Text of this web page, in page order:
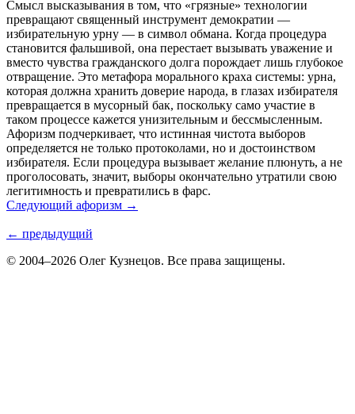
Смысл высказывания в том, что «грязные» технологии
превращают священный инструмент демократии —
избирательную урну — в символ обмана. Когда процедура
становится фальшивой, она перестает вызывать уважение и
вместо чувства гражданского долга порождает лишь глубокое
отвращение. Это метафора морального краха системы: урна,
которая должна хранить доверие народа, в глазах избирателя
превращается в мусорный бак, поскольку само участие в
таком процессе кажется унизительным и бессмысленным.
Афоризм подчеркивает, что истинная чистота выборов
определяется не только протоколами, но и достоинством
избирателя. Если процедура вызывает желание плюнуть, а не
проголосовать, значит, выборы окончательно утратили свою
легитимность и превратились в фарс.
Следующий афоризм →
← предыдущий
© 2004–2026 Олег Кузнецов. Все права защищены.